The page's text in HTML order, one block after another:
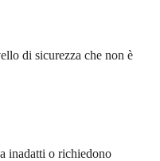
di sicurezza che non è
inadatti o richiedono